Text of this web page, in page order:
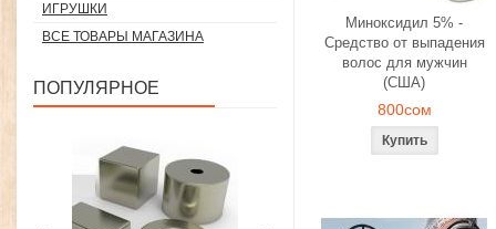
ИГРУШКИ
ВСЕ ТОВАРЫ МАГАЗИНА
ПОПУЛЯРНОЕ
Миноксидил 5% -
Средство от выпадения
волос для мужчин
(США)
800сом